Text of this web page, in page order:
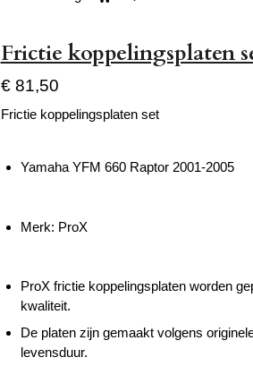
Frictie koppelingsplaten
€ 81,50
Frictie koppelingsplaten set
Yamaha YFM 660 Raptor 2001-2005
Merk: ProX
ProX frictie koppelingsplaten worden
kwaliteit.
De platen zijn gemaakt volgens
levensduur.